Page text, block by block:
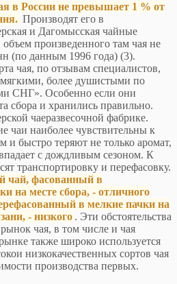
в России не превышает 1 % от
Производят его в
и Дагомысская чайные
произведенного там чая не
(по данным 1996 года) (3).
чая, по отзывам специалистов,
более душистыми по
СНГ». Особенно если они
сбора и хранились правильно.
чаеразвесочной фабрике.
чаи наиболее чувствительны к
и быстро теряют не только аромат,
с дождливым сезоном. К
транспортировку и перефасовку.
чай, фасованный в
на месте сбора, - отличного
в мелкие пачки на
- низкого . Эти обстоятельства
чая, в том числе и чая
также широко используется
низкокачественных сортов чая
производства первых.